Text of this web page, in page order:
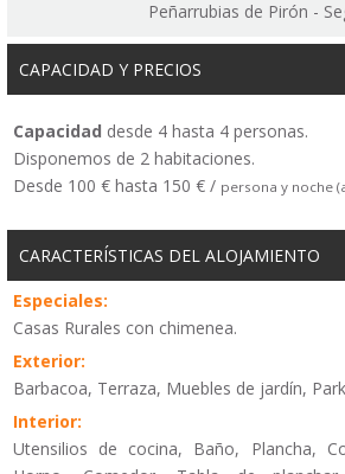
Peñarrubias de Pirón -
CAPACIDAD Y PRECIOS
Capacidad desde 4 hasta 4 personas.
Disponemos de 2 habitaciones.
Desde 100 € hasta 150 € / persona y noche
CARACTERÍSTICAS DEL ALOJAMIENTO
Especiales:
Casas Rurales con chimenea.
Exterior:
Barbacoa, Terraza, Muebles de jardín,
Interior:
Utensilios de cocina, Baño, Plancha,